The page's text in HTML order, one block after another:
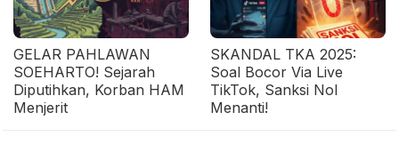
GELAR PAHLAWAN
SOEHARTO! Sejarah
Diputihkan, Korban HAM
Menjerit
SKANDAL TKA 2025:
Soal Bocor Via Live
TikTok, Sanksi Nol
Menanti!